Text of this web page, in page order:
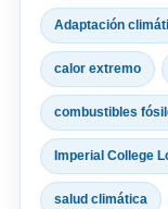
Adaptación
calor extremo
combustibles
Imperial College
salud climática